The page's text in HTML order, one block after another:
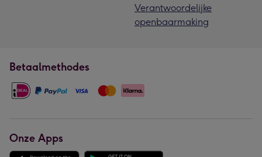
Verantwoordelijke
openbaarmaking
Betaalmethodes
Onze Apps